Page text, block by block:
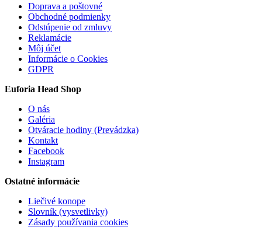
Doprava a poštovné
Obchodné podmienky
Odstúpenie od zmluvy
Reklamácie
Môj účet
Informácie o Cookies
GDPR
Euforia Head Shop
O nás
Galéria
Otváracie hodiny (Prevádzka)
Kontakt
Facebook
Instagram
Ostatné informácie
Liečivé konope
Slovník (vysvetlivky)
Zásady používania cookies